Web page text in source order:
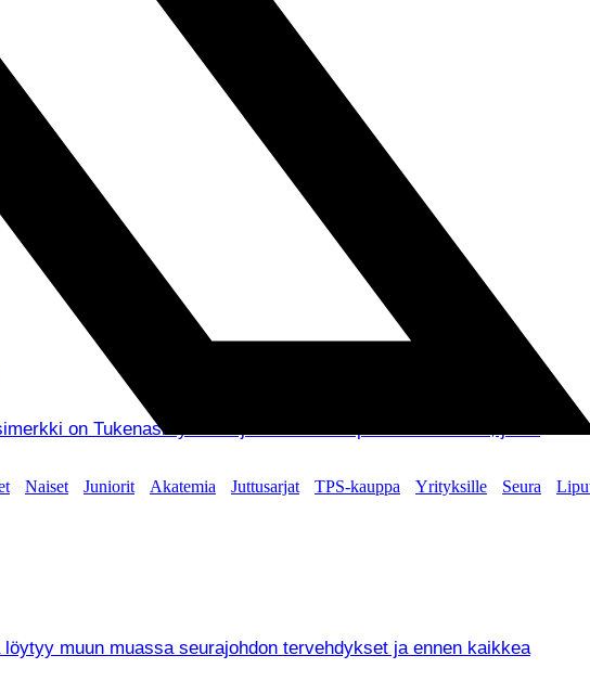
Naiset Juniorit Akatemia Juttusarjat TPS-kauppa Yrityksille Seura
on Tukenasi ry:lle lahjoitetut viisi Tepsin kausikorttia, jotka
muun muassa seurajohdon tervehdykset ja ennen kaikkea